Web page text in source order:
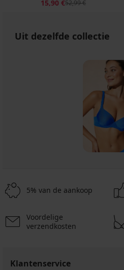
15,90 €52,99 €
Uit dezelfde collectie
5% van de aankoop
Voordelige
verzendkosten
Klantenservice